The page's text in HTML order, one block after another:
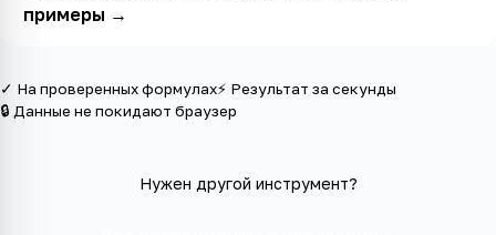
примеры →
✓ На проверенных формулах⚡ Результат за секунды
🔒 Данные не покидают браузер
Нужен другой инструмент?